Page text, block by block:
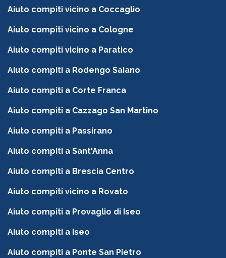
Aiuto compiti vicino a Coccaglio
Aiuto compiti vicino a Cologne
Aiuto compiti vicino a Paratico
Aiuto compiti a Rodengo Saiano
Aiuto compiti a Corte Franca
Aiuto compiti a Cazzago San Martino
Aiuto compiti a Passirano
Aiuto compiti a Sant'Anna
Aiuto compiti a Brescia Centro
Aiuto compiti vicino a Rovato
Aiuto compiti a Provaglio di Iseo
Aiuto compiti a Iseo
Aiuto compiti a Ponte San Pietro